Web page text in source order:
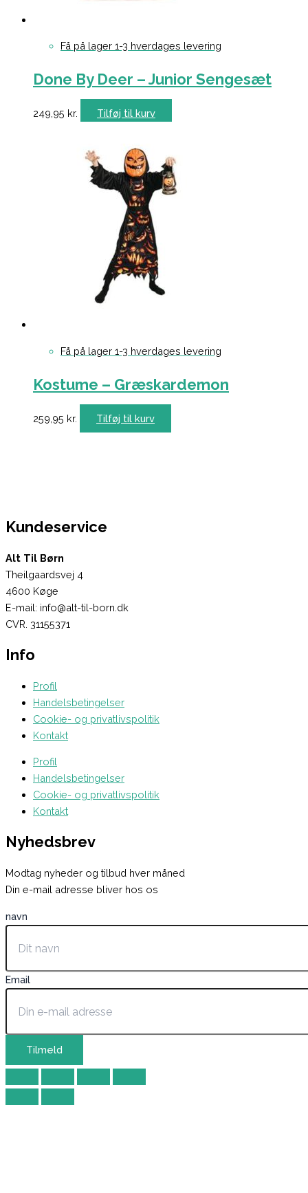
Få på lager 1-3 hverdages levering
Done By Deer – Junior Sengesæt
249,95 kr. Tilføj til kurv
Få på lager 1-3 hverdages levering
Kostume – Græskardemon
259,95 kr. Tilføj til kurv
Kundeservice
Alt Til Børn
Theilgaardsvej 4
4600 Køge
E-mail: info@alt-til-born.dk
CVR. 31155371
Info
Profil
Handelsbetingelser
Cookie- og privatlivspolitik
Kontakt
Profil
Handelsbetingelser
Cookie- og privatlivspolitik
Kontakt
Nyhedsbrev
Modtag nyheder og tilbud hver måned
Din e-mail adresse bliver hos os
navn
Email
Tilmeld